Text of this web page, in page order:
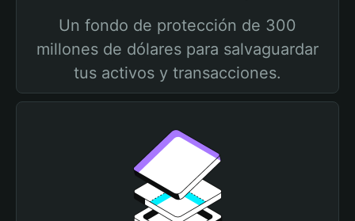
Un fondo de protección de 300
millones de dólares para salvaguardar
tus activos y transacciones.